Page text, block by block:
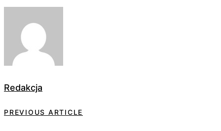
Redakcja
PREVIOUS ARTICLE